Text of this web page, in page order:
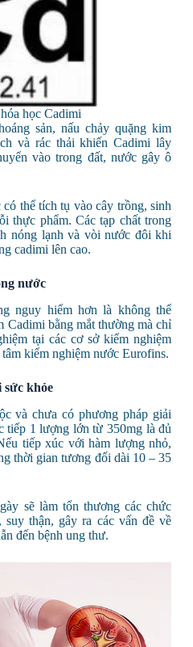
học Cadimi
sản, nấu chảy quặng kim
và rác thải khiến Cadimi lây
vào trong đất, nước gây ô
thể tích tụ vào cây trồng, sinh
thực phẩm. Các tạp chất trong
nóng lạnh và vòi nước đôi khi
cadimi lên cao.
nước
nguy hiểm hơn là không thể
Cadimi bằng mắt thường mà chỉ
tại các cơ sở kiểm nghiệm
kiểm nghiệm nước Eurofins.
sức khỏe
và chưa có phương pháp giải
tiếp 1 lượng lớn từ 350mg là đủ
tiếp xúc với hàm lượng nhỏ,
thời gian tương đối dài 10 – 35
sẽ làm tổn thương các chức
suy thận, gây ra các vấn đề về
đến bệnh ung thư.